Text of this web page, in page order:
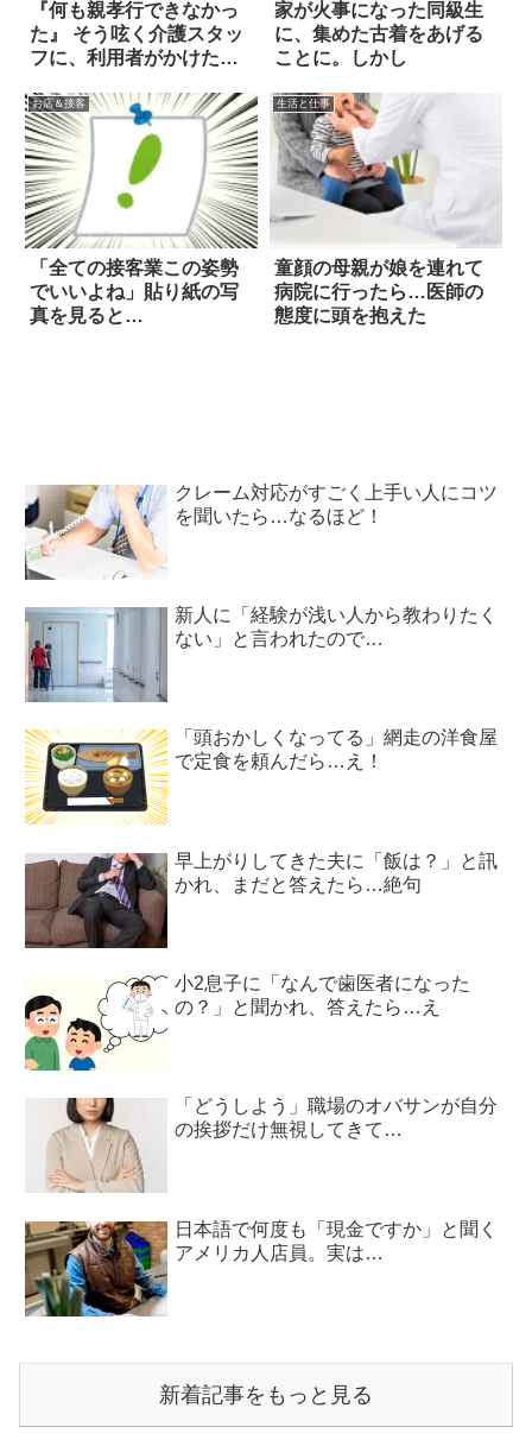
『何も親孝行できなかっ
た』 そう呟く介護スタッ
フに、利用者がかけた言
家が火事になった同級生
に、集めた古着をあげる
ことに。しかし
お店＆接客
「全ての接客業この姿勢
でいいよね」貼り紙の写
真を見ると…
生活と仕事
童顔の母親が娘を連れて
病院に行ったら…医師の
態度に頭を抱えた
クレーム対応がすごく上手い人にコツ
を聞いたら…なるほど！
新人に「経験が浅い人から教わりたく
ない」と言われたので…
「頭おかしくなってる」網走の洋食屋
で定食を頼んだら…え！
早上がりしてきた夫に「飯は？」と訊
かれ、まだと答えたら…絶句
小2息子に「なんで歯医者になった
の？」と聞かれ、答えたら…え
「どうしよう」職場のオバサンが自分
の挨拶だけ無視してきて…
日本語で何度も「現金ですか」と聞く
アメリカ人店員。実は…
新着記事をもっと見る